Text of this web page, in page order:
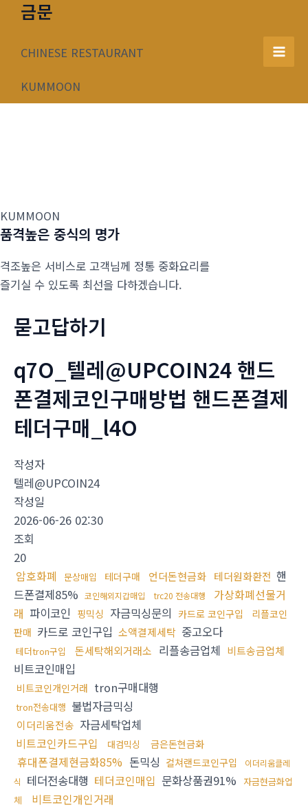
너
금문
CHINESE RESTAURANT
KUMMOON
Main
KUMMOON
품격높은 중식의 명가
격조높은 서비스로 고객님께 정통 중화요리를
즐기실 수 있도록 최선을 다하겠습니다.
묻고답하기
q7O_텔레@UPCOIN24 핸드
폰결제코인구매방법 핸드폰결제
테더구매_l4O
작성자
텔레@UPCOIN24
작성일
2026-06-26 02:30
조회
20
암호화폐
문상매입 테더구매 언더돈현금화 테더원화환전 핸
드폰결제85% 코인해외지갑매입 trc20 전송대행
가상화폐선물거
래 파이코인 핑믹싱 자금믹싱문의 카드로 코인구입
리플코인
판매 카드로 코인구입 소액결제세탁 중고오다
테더tron구입 돈세탁해외거래소 리플송금업체 비트송금업체
비트코인매입
비트코인개인거래 tron구매대행
tron전송대행 불법자금믹싱
이더리움전송 자금세탁업체
비트코인카드구입
대검믹싱 금은돈현금화
휴대폰결제현금화85% 돈믹싱 컬쳐랜드코인구입
이더리움클레
식
테더전송대행 테더코인매입 문화상품권91%
자금현금화업
체
비트코인개인거래